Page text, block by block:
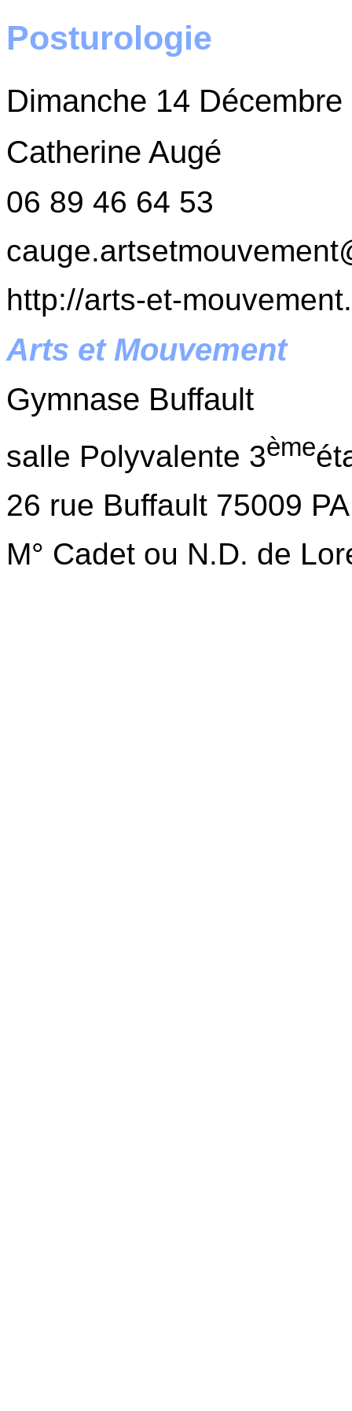
Posturologie
Dimanche 14
Catherine Augé
06 89 46 64 53
http://arts-et-
Arts et Mouvement
Gymnase Buffault
salle Polyvalente 3ème
26 rue Buffault 75009
M° Cadet ou N.D. de